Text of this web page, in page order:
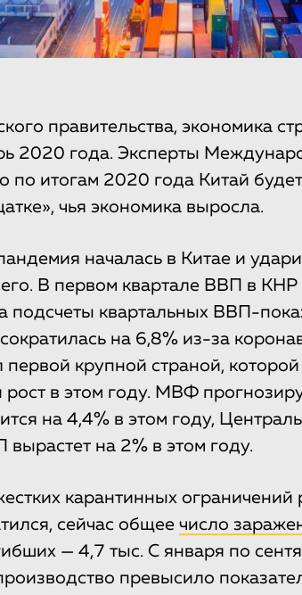
правительства, экономика
2020 года. Эксперты
по итогам 2020 года Китай
чья экономика выросла.
началась в Китае и
В первом квартале ВВП в КНР
подсчеты квартальных ВВП-
на 6,8% из-за
первой крупной страной,
рост в этом году. МВФ
на 4,4% в этом году,
вырастет на 2% в этом году.
карантинных ограничений
сейчас общее число
— 4,7 тыс. С января по
превысило